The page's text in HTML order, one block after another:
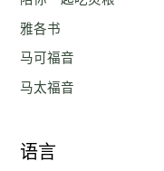
雅各书
马可福音
马太福音
语言